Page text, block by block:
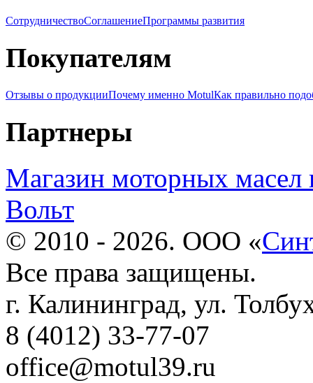
СотрудничествоСоглашениеПрограммы развития
Покупателям
Отзывы о продукцииПочему именно MotulКак правильно
Партнеры
Магазин моторных масел
Вольт
© 2010 - 2026. ООО «
Все права защищены.
г. Калининград, ул.
8 (4012) 33-77-07
office@motul39.ru